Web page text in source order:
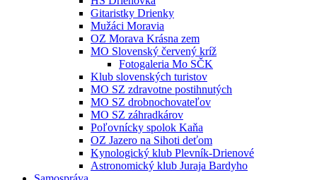
Gitaristky Drienky
Mužáci Moravia
OZ Morava Krásna zem
MO Slovenský červený kríž
Fotogaleria Mo SČK
Klub slovenských turistov
MO SZ zdravotne postihnutých
MO SZ drobnochovateľov
MO SZ záhradkárov
Poľovnícky spolok Kaňa
OZ Jazero na Sihoti deťom
Kynologický klub Plevník-Drienové
Astronomický klub Juraja Bardyho